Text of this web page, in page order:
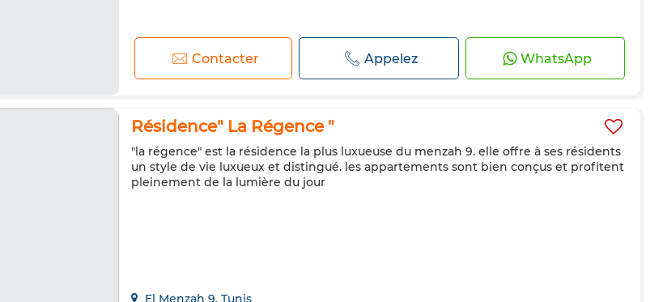
Contacter Appelez WhatsApp
Résidence" La Régence "
"la régence" est la résidence la plus luxueuse du menzah 9. elle offre à ses résidents
un style de vie luxueux et distingué. les appartements sont bien conçus et profitent
pleinement de la lumière du jour
El Menzah 9, Tunis